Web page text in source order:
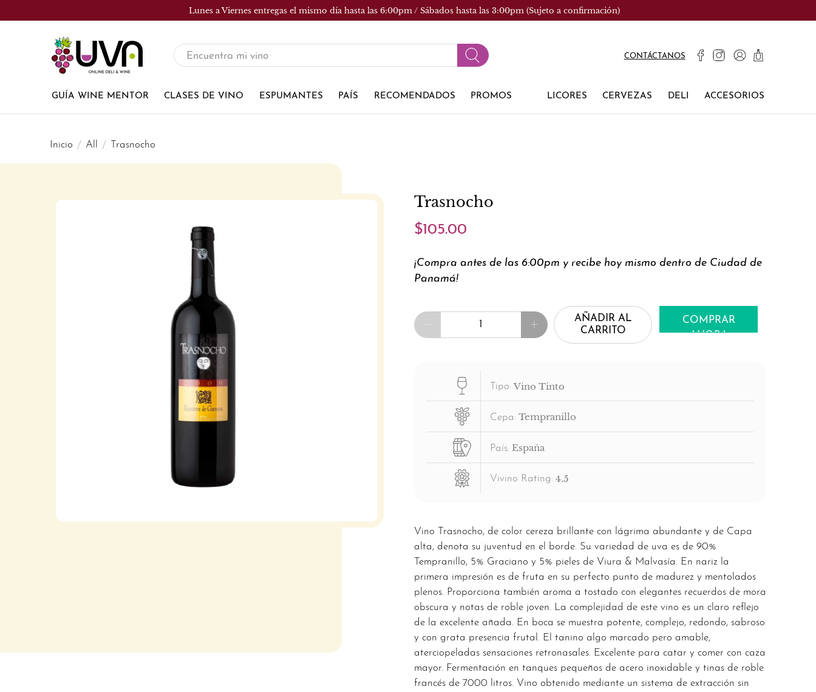
Lunes a Viernes entregas el mismo día hasta las 6:00pm / Sábados hasta las 3:00pm (Sujeto a confirmación)
UVA
Tienda
de
vinos
CONTÁCTANOS
GUÍA WINE MENTOR CLASES DE VINO ESPUMANTES PAÍS RECOMENDADOS PROMOS LICORES CERVEZAS DELI ACCESORIOS
Inicio All Trasnocho
Trasnocho
$105.00
¡Compra antes de las 6:00pm y recibe hoy mismo dentro de Ciudad de
Panamá!
Cantidad
AÑADIR AL
CARRITO
COMPRAR
AHORA
Tipo: Vino Tinto
Cepa: Tempranillo
País: España
Vivino Rating: 4.5
Vino Trasnocho, de color cereza brillante con lágrima abundante y de Capa
alta, denota su juventud en el borde. Su variedad de uva es de 90%
Tempranillo, 5% Graciano y 5% pieles de Viura & Malvasía. En nariz la
primera impresión es de fruta en su perfecto punto de madurez y mentolados
plenos. Proporciona también aroma a tostado con elegantes recuerdos de mora
obscura y notas de roble joven. La complejidad de este vino es un claro reflejo
de la excelente añada. En boca se muestra potente, complejo, redondo, sabroso
y con grata presencia frutal. El tanino algo marcado pero amable,
aterciopeladas sensaciones retronasales. Excelente para catar y comer con caza
mayor. Fermentación en tanques pequeños de acero inoxidable y tinas de roble
francés de 7000 litros. Vino obtenido mediante un sistema de extracción sin